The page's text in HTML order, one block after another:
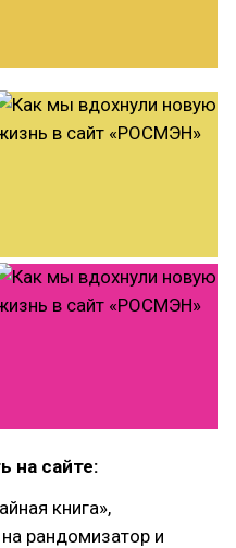
на сайте:
книга»,
рандомизатор и